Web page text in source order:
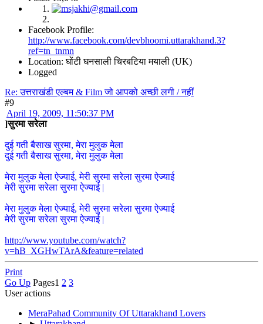
Facebook Profile:
http://www.facebook.com/devbhoomi.uttarakhand.3?
ref=tn_tnmn
Location: घोंटी घनसाली चिरबटिया मयाली (UK)
Logged
Re: उत्तराखंडी एल्बम & Film जो आपको अच्छी लगी / नहीं
#9
April 19, 2009, 11:50:37 PM
]सुरमा सरेला
दुई गती बैसाख सुरमा, मेरा मुलुक मेला
दुई गती बैसाख सुरमा, मेरा मुलुक मेला
मेरा मुलुक मेला ऐज्याई, मेरी सुरमा सरेला सुरमा ऐज्याई
मेरी सुरमा सरेला सुरमा ऐज्याई |
मेरा मुलुक मेला ऐज्याई, मेरी सुरमा सरेला सुरमा ऐज्याई
मेरी सुरमा सरेला सुरमा ऐज्याई |
http://www.youtube.com/watch?
v=hB_XGHwTArA&feature=related
Print
Go Up Pages1 2 3
User actions
MeraPahad Community Of Uttarakhand Lovers